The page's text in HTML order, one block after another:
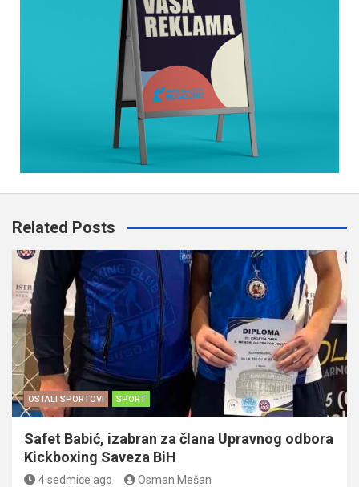
Related Posts
OSTALI SPORTOVI SPORT
Safet Babić, izabran za člana Upravnog odbora
Kickboxing Saveza BiH
4 sedmice ago Osman Mešan